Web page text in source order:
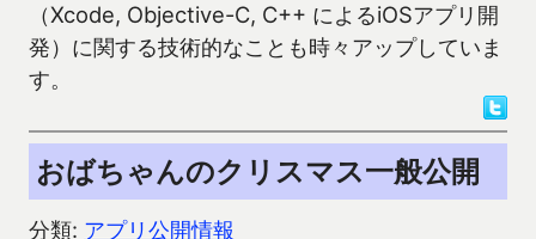
（Xcode, Objective-C, C++ によるiOSアプリ開
発）に関する技術的なことも時々アップしていま
す。
おばちゃんのクリスマス一般公開
分類: アプリ公開情報